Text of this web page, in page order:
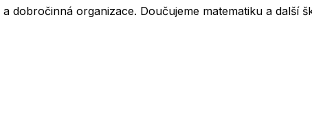
dobročinná organizace. Doučujeme matematiku a další